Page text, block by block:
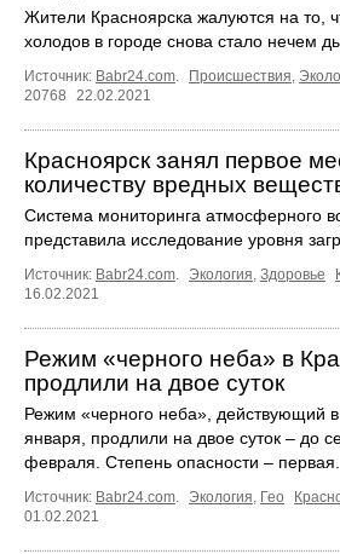
Жители Красноярска жалуются на то,
холодов в городе снова стало нечем
Источник: Babr24.com. Происшествия,
20768
22.02.2021
Красноярск занял первое
количеству вредных
Система мониторинга атмосферного
представила исследование уровня
Источник: Babr24.com. Экология, Здоровье
16.02.2021
Режим «черного неба» в
продлили на двое суток
Режим «черного неба», действующий
января, продлили на двое суток – до
февраля. Степень опасности – первая.
Источник: Babr24.com. Экология, Гео
01.02.2021